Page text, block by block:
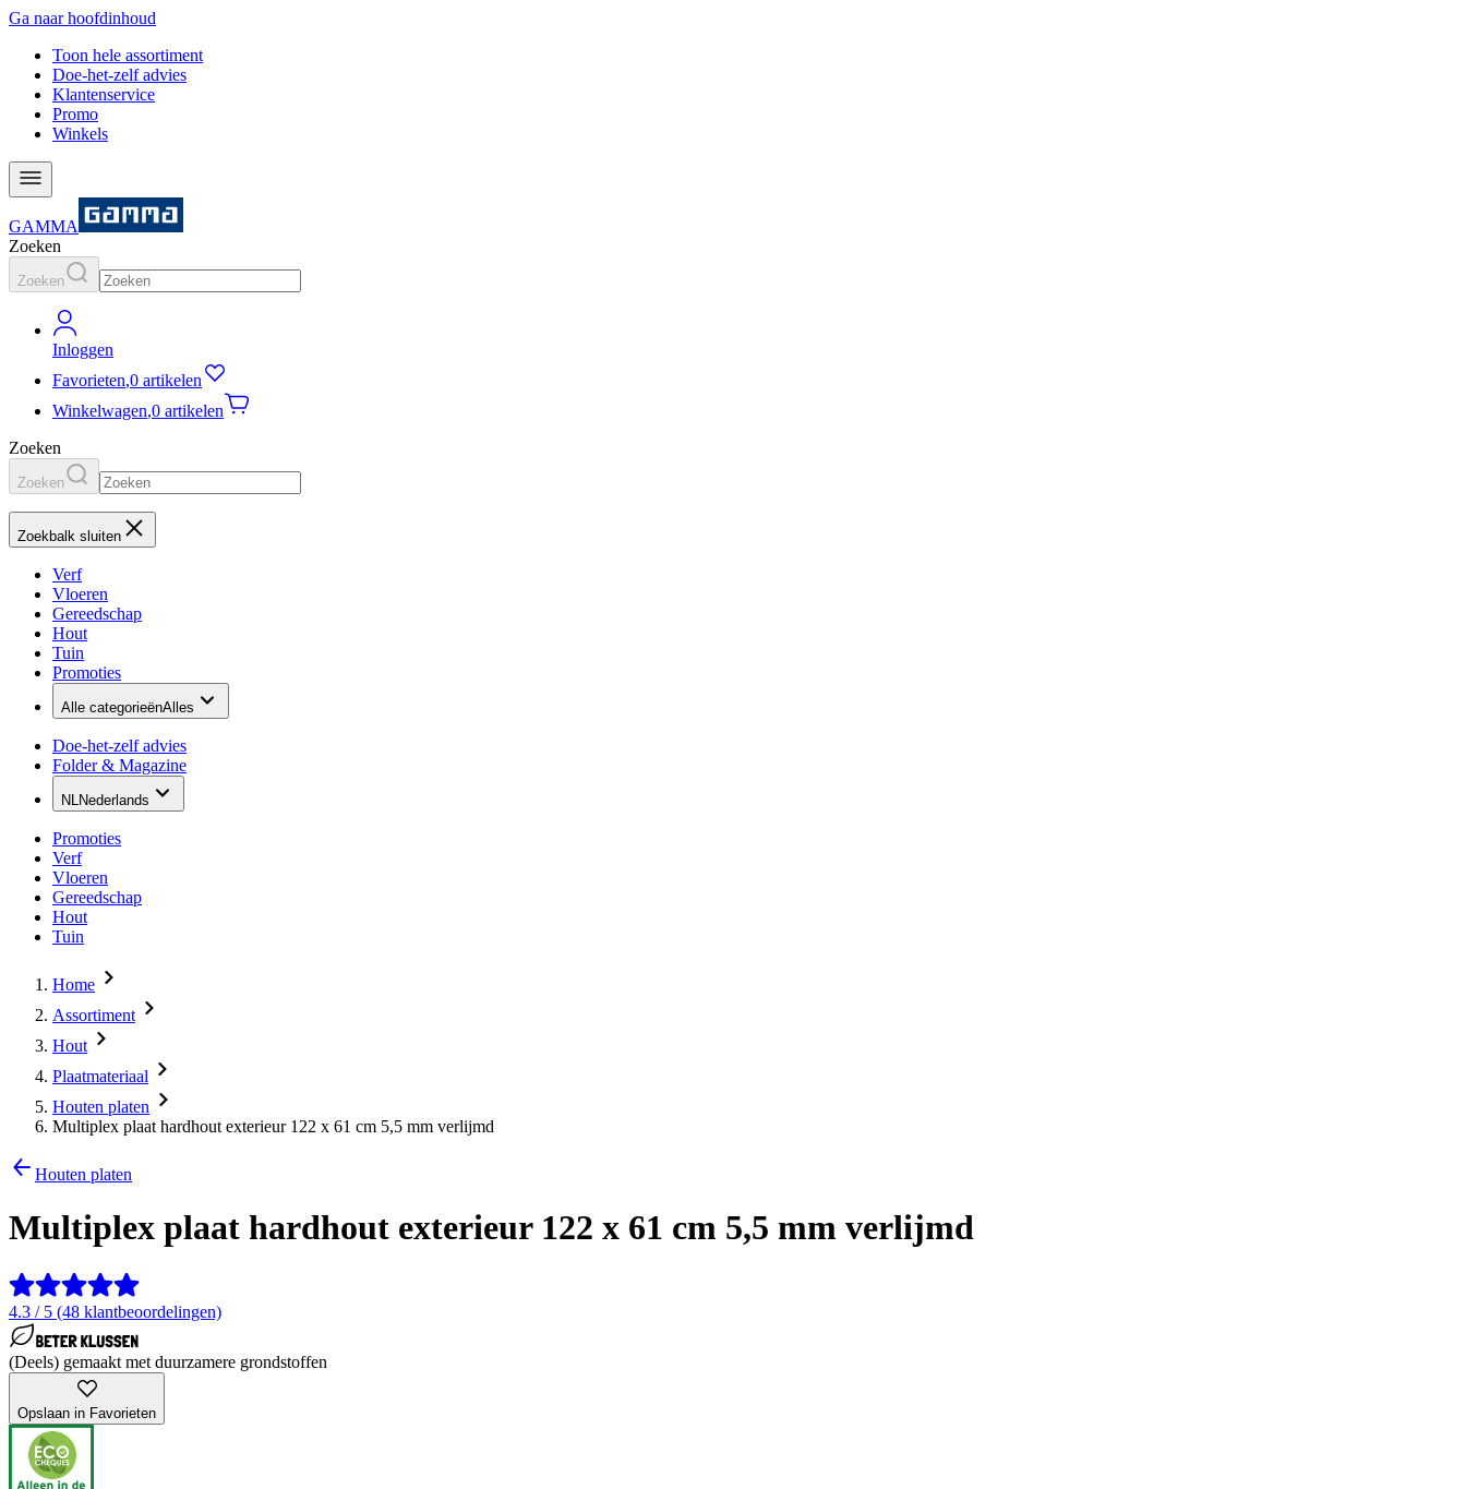
Ga naar hoofdinhoud
Toon hele assortiment
Doe-het-zelf advies
Klantenservice
Promo
Winkels
GAMMA
Zoeken
Zoeken
Inloggen
Favorieten,0 artikelen
Winkelwagen,0 artikelen
Zoeken
Zoeken
Zoekbalk sluiten
Verf
Vloeren
Gereedschap
Hout
Tuin
Promoties
Alle categorieënAlles
Doe-het-zelf advies
Folder & Magazine
NLNederlands
Promoties
Verf
Vloeren
Gereedschap
Hout
Tuin
Home
Assortiment
Hout
Plaatmateriaal
Houten platen
Multiplex plaat hardhout exterieur 122 x 61 cm 5,5 mm verlijmd
Houten platen
Multiplex plaat hardhout exterieur 122 x 61 cm 5,5 mm verlijmd
4.3 / 5 (48 klantbeoordelingen)
(Deels) gemaakt met duurzamere grondstoffen
Opslaan in Favorieten